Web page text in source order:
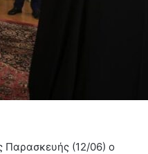
Παρασκευής (12/06) ο